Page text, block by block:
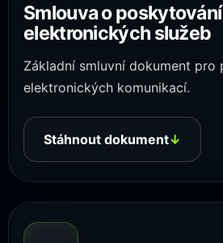
Smlouva o poskytování
elektronických služeb
Základní smluvní dokument pro
elektronických komunikací.
Stáhnout dokument↓